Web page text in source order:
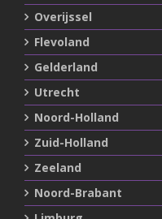
Overijssel
Flevoland
Gelderland
Utrecht
Noord-Holland
Zuid-Holland
Zeeland
Noord-Brabant